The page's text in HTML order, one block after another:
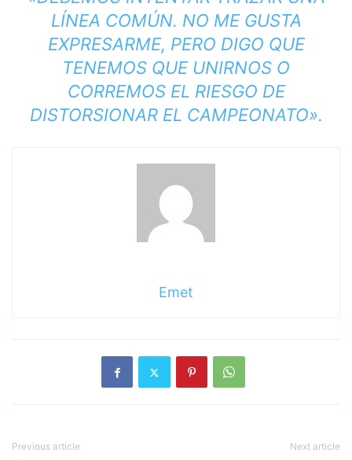
LÍNEA COMÚN. NO ME GUSTA
EXPRESARME, PERO DIGO QUE
TENEMOS QUE UNIRNOS O
CORREMOS EL RIESGO DE
DISTORSIONAR EL CAMPEONATO».
Emet
Previous article Next article